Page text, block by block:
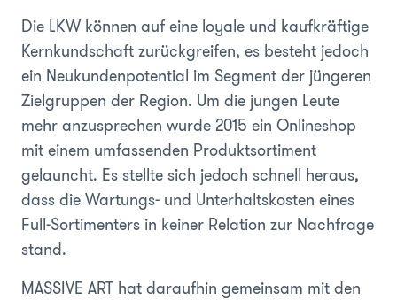
Die LKW können auf eine loyale und kaufkräftige
Kernkundschaft zurückgreifen, es besteht jedoch
ein Neukundenpotential im Segment der jüngeren
Zielgruppen der Region. Um die jungen Leute
mehr anzusprechen wurde 2015 ein Onlineshop
mit einem umfassenden Produktsortiment
gelauncht. Es stellte sich jedoch schnell heraus,
dass die Wartungs- und Unterhaltskosten eines
Full-Sortimenters in keiner Relation zur Nachfrage
stand.
MASSIVE ART hat daraufhin gemeinsam mit den